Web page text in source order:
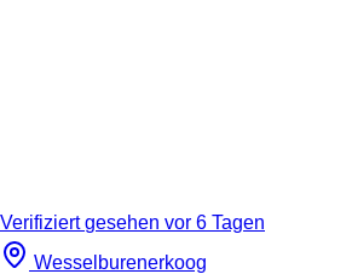
Verifiziertgesehen vor 6 Tagen
Wesselburenerkoog